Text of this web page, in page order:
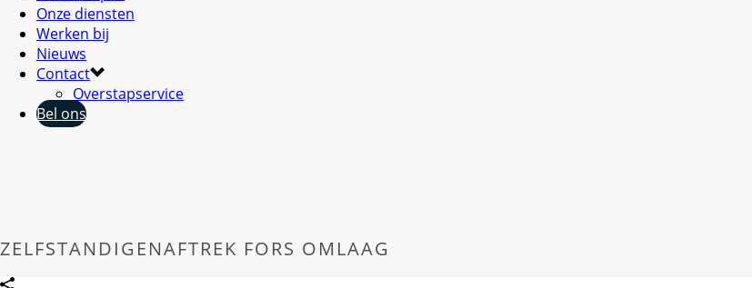
Onze diensten
Werken bij
Nieuws
Contact
Overstapservice
Bel ons
ZELFSTANDIGENAFTREK FORS OMLAAG